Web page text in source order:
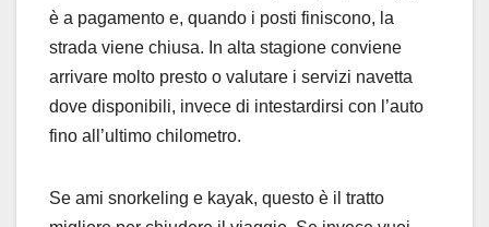
è a pagamento e, quando i posti finiscono, la
strada viene chiusa. In alta stagione conviene
arrivare molto presto o valutare i servizi navetta
dove disponibili, invece di intestardirsi con l’auto
fino all’ultimo chilometro.
Se ami snorkeling e kayak, questo è il tratto